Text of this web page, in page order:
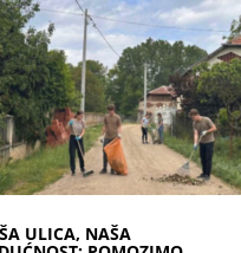
ULICA, NAŠA